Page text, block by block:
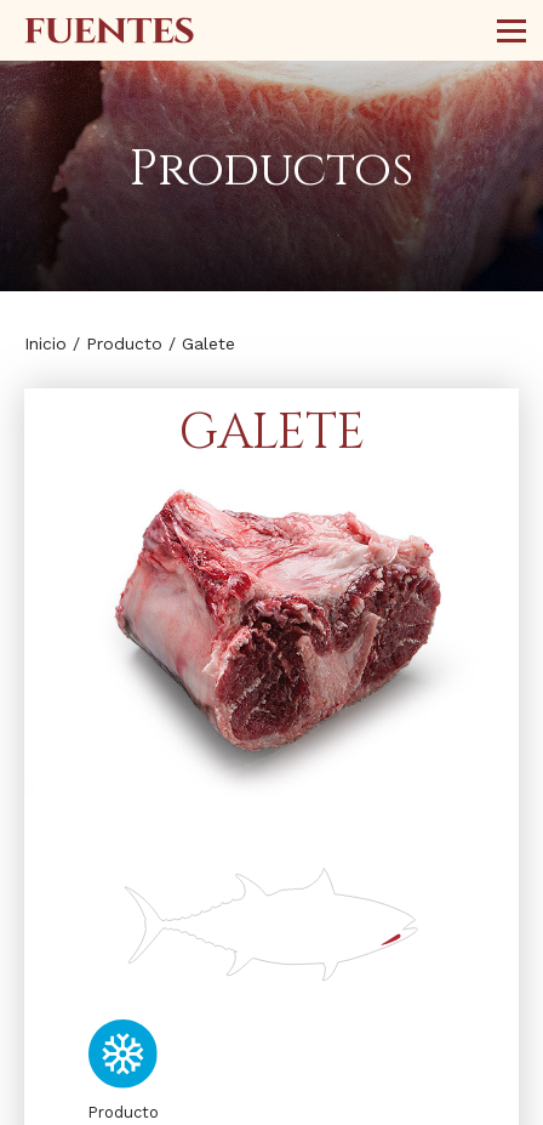
Productos
Inicio / Producto / Galete
GALETE
Producto